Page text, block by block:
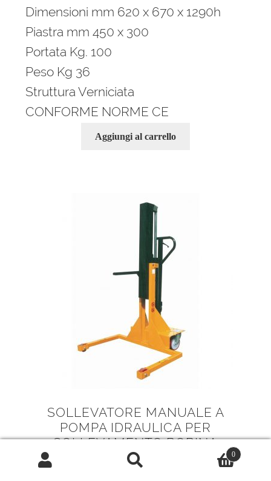
Dimensioni mm 620 x 670 x 1290h
Piastra mm 450 x 300
Portata Kg. 100
Peso Kg 36
Struttura Verniciata
CONFORME NORME CE
Aggiungi al carrello
SOLLEVATORE MANUALE A
POMPA IDRAULICA PER
SOLLEVAMENTO BOBINA
0,00
0